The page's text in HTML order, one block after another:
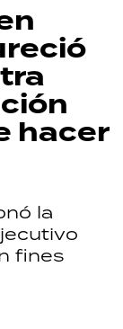
hacer
la
fines